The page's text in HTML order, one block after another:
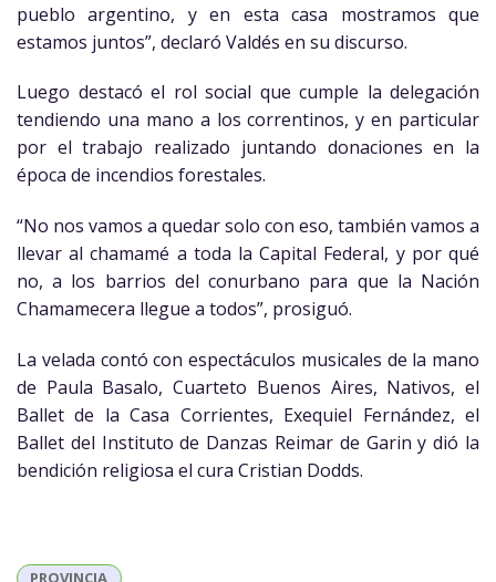
pueblo argentino, y en esta casa mostramos que
estamos juntos”, declaró Valdés en su discurso.
Luego destacó el rol social que cumple la delegación
tendiendo una mano a los correntinos, y en particular
por el trabajo realizado juntando donaciones en la
época de incendios forestales.
“No nos vamos a quedar solo con eso, también vamos a
llevar al chamamé a toda la Capital Federal, y por qué
no, a los barrios del conurbano para que la Nación
Chamamecera llegue a todos”, prosiguó.
La velada contó con espectáculos musicales de la mano
de Paula Basalo, Cuarteto Buenos Aires, Nativos, el
Ballet de la Casa Corrientes, Exequiel Fernández, el
Ballet del Instituto de Danzas Reimar de Garin y dió la
bendición religiosa el cura Cristian Dodds.
PROVINCIA